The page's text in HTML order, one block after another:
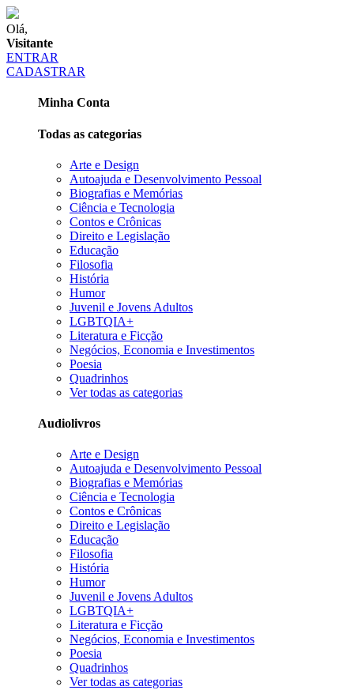
Olá,
Visitante
ENTRAR
CADASTRAR
Minha Conta
Todas as categorias
Arte e Design
Autoajuda e Desenvolvimento Pessoal
Biografias e Memórias
Ciência e Tecnologia
Contos e Crônicas
Direito e Legislação
Educação
Filosofia
História
Humor
Juvenil e Jovens Adultos
LGBTQIA+
Literatura e Ficção
Negócios, Economia e Investimentos
Poesia
Quadrinhos
Ver todas as categorias
Audiolivros
Arte e Design
Autoajuda e Desenvolvimento Pessoal
Biografias e Memórias
Ciência e Tecnologia
Contos e Crônicas
Direito e Legislação
Educação
Filosofia
História
Humor
Juvenil e Jovens Adultos
LGBTQIA+
Literatura e Ficção
Negócios, Economia e Investimentos
Poesia
Quadrinhos
Ver todas as categorias